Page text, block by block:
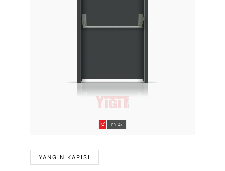
YANGIN KAPISI